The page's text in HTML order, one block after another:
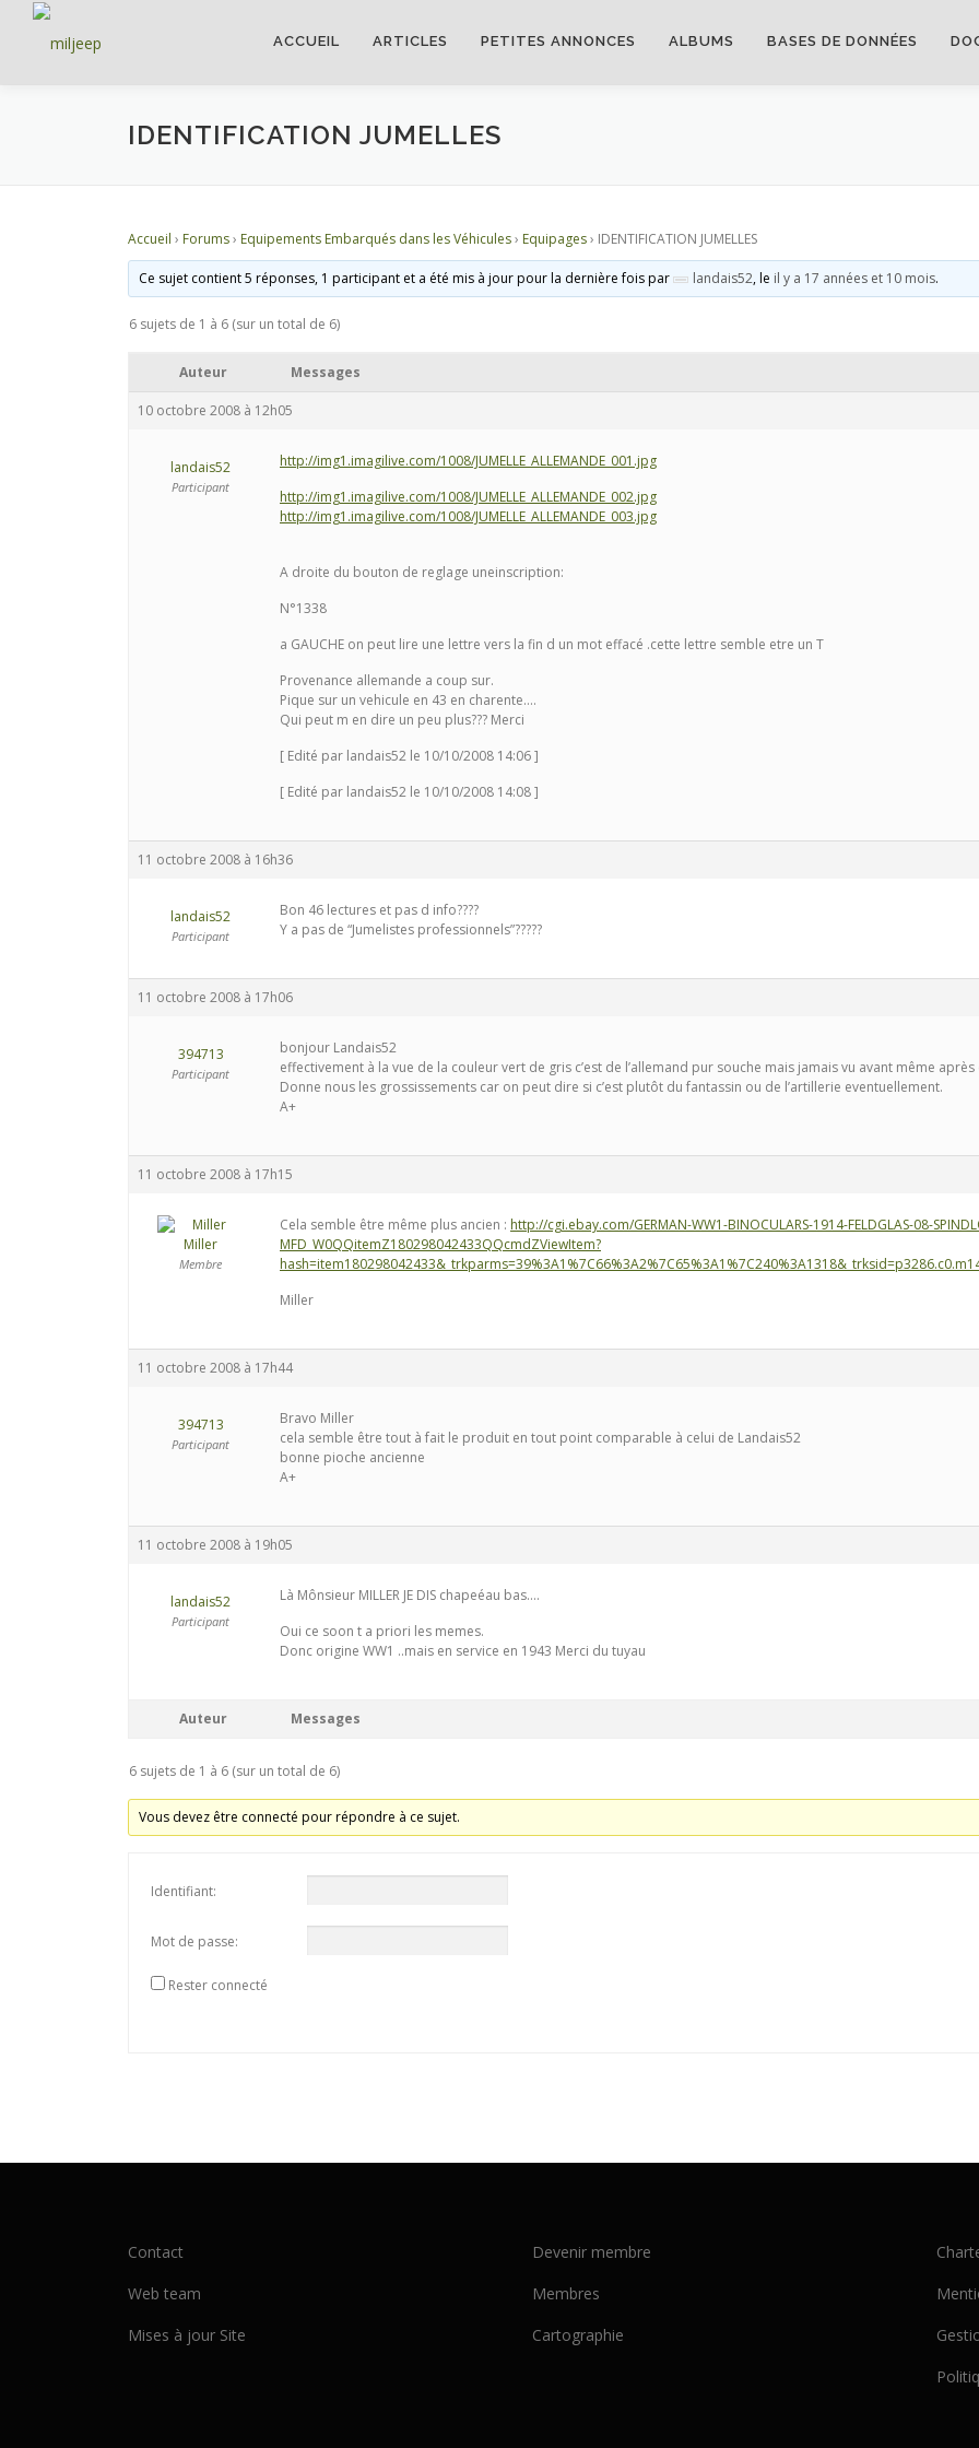
ACCUEIL ARTICLES PETITES ANNONCES ALBUMS BASES DE DONNÉES
IDENTIFICATION JUMELLES
Accueil › Forums› Equipements Embarqués dans les Véhicules› Equipages› IDENTIFICATION JUMELLES
Ce sujet contient 5 réponses, 1 participant et a été mis à jour pour la dernière fois par landais52, le il y a 17 années et 10 mois.
6 sujets de 1 à 6 (sur un total de 6)
Auteur Messages
10 octobre 2008 à 12h05
landais52
Participant
http://img1.imagilive.com/1008/JUMELLE_ALLEMANDE_001.jpg
http://img1.imagilive.com/1008/JUMELLE_ALLEMANDE_002.jpg
http://img1.imagilive.com/1008/JUMELLE_ALLEMANDE_003.jpg
A droite du bouton de reglage uneinscription:
N°1338
a GAUCHE on peut lire une lettre vers la fin d un mot effacé .cette lettre semble etre un T
Provenance allemande a coup sur.
Pique sur un vehicule en 43 en charente….
Qui peut m en dire un peu plus??? Merci
[ Edité par landais52 le 10/10/2008 14:06 ]
[ Edité par landais52 le 10/10/2008 14:08 ]
11 octobre 2008 à 16h36
landais52
Participant
Bon 46 lectures et pas d info????
Y a pas de “Jumelistes professionnels”?????
11 octobre 2008 à 17h06
394713
Participant
bonjour Landais52
effectivement à la vue de la couleur vert de gris c’est de l’allemand pur souche mais jamais vu avant même
Donne nous les grossissements car on peut dire si c’est plutôt du fantassin ou de l’artillerie eventuellement.
A+
11 octobre 2008 à 17h15
Miller
Membre
Cela semble être même plus ancien : http://cgi.ebay.com/GERMAN-WW1-BINOCULARS-1914-FELDGLAS-08-
MFD_W0QQitemZ180298042433QQcmdZViewItem?
Miller
11 octobre 2008 à 17h44
394713
Participant
Bravo Miller
cela semble être tout à fait le produit en tout point comparable à celui de Landais52
bonne pioche ancienne
A+
11 octobre 2008 à 19h05
landais52
Participant
Là Mônsieur MILLER JE DIS chapeéau bas….
Oui ce soon t a priori les memes.
Donc origine WW1 ..mais en service en 1943 Merci du tuyau
Auteur Messages
6 sujets de 1 à 6 (sur un total de 6)
Vous devez être connecté pour répondre à ce sujet.
Identifiant:
Mot de passe:
Rester connecté
Contact
Web team
Mises à jour Site
Devenir membre
Membres
Cartographie